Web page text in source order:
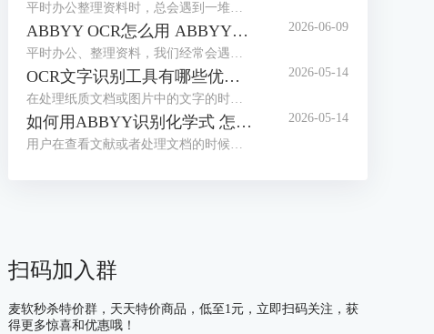
ABBYY OCR怎么用 ABBYY怎么修改PDF里面的文字 2026-06-09
OCR文字识别工具有哪些优点 OCR文字识别工具哪款最好用 2026-05-14
如何用ABBYY识别化学式 怎么用ABBYY识别数学公式 2026-05-14
扫码加入群
麦软秒杀特价群，天天特价商品，低至1元，立即扫码关注，获
得更多惊喜和优惠哦！